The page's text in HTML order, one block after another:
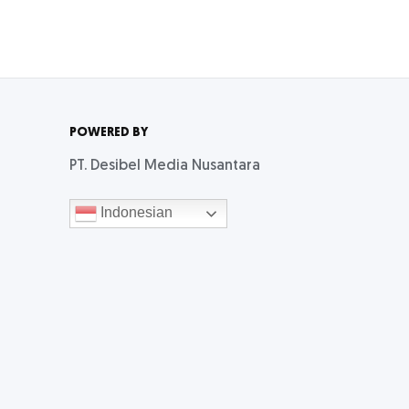
POWERED BY
PT. Desibel Media Nusantara
Indonesian